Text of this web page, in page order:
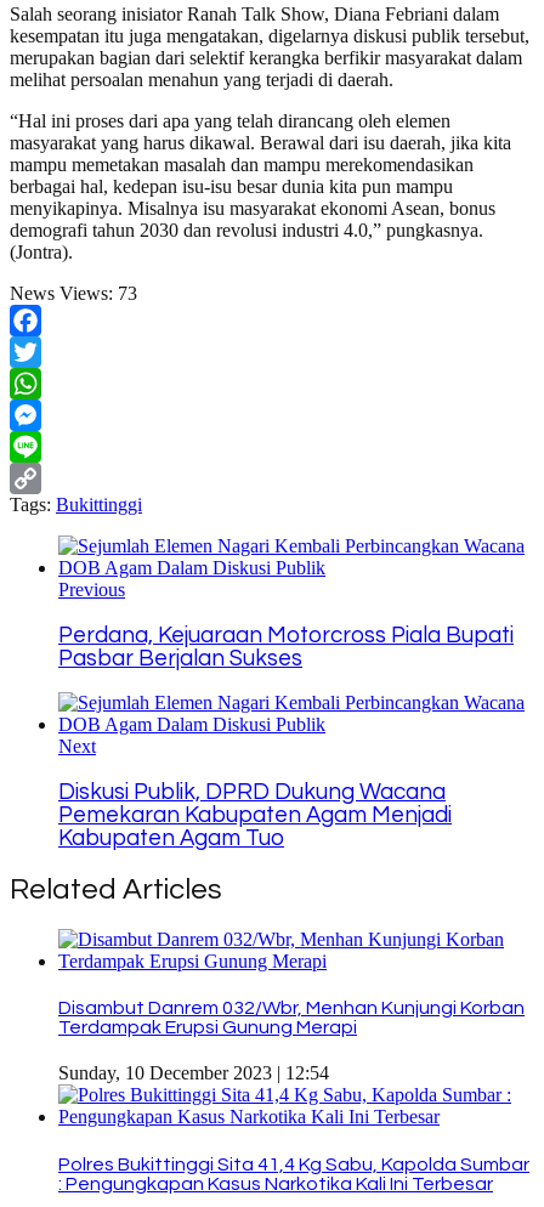
Salah seorang inisiator Ranah Talk Show, Diana Febriani dalam
kesempatan itu juga mengatakan, digelarnya diskusi publik tersebut,
merupakan bagian dari selektif kerangka berfikir masyarakat dalam
melihat persoalan menahun yang terjadi di daerah.
“Hal ini proses dari apa yang telah dirancang oleh elemen
masyarakat yang harus dikawal. Berawal dari isu daerah, jika kita
mampu memetakan masalah dan mampu merekomendasikan
berbagai hal, kedepan isu-isu besar dunia kita pun mampu
menyikapinya. Misalnya isu masyarakat ekonomi Asean, bonus
demografi tahun 2030 dan revolusi industri 4.0,” pungkasnya.
(Jontra).
News Views: 73
Facebook
Twitter
WhatsApp
Messenger
Line
Copy
Tags: Bukittinggi
Previous
Perdana, Kejuaraan Motorcross Piala Bupati
Pasbar Berjalan Sukses
Next
Diskusi Publik, DPRD Dukung Wacana
Pemekaran Kabupaten Agam Menjadi
Kabupaten Agam Tuo
Related Articles
Disambut Danrem 032/Wbr, Menhan Kunjungi Korban
Terdampak Erupsi Gunung Merapi
Sunday, 10 December 2023 | 12:54
Polres Bukittinggi Sita 41,4 Kg Sabu, Kapolda Sumbar
: Pengungkapan Kasus Narkotika Kali Ini Terbesar